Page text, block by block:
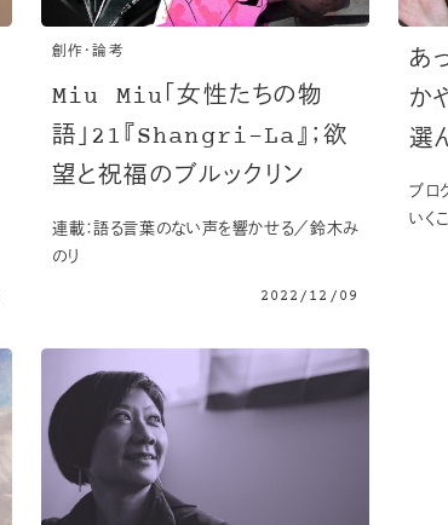
創作・論考
Miu Miu「女性たちの物
語」21『Shangri-La』；欲
望と祝福のブルックリン
連載：語る言葉のない声を響かせる／鈴木み
のり
2022/12/09
あ
か
選
ブロ
いく